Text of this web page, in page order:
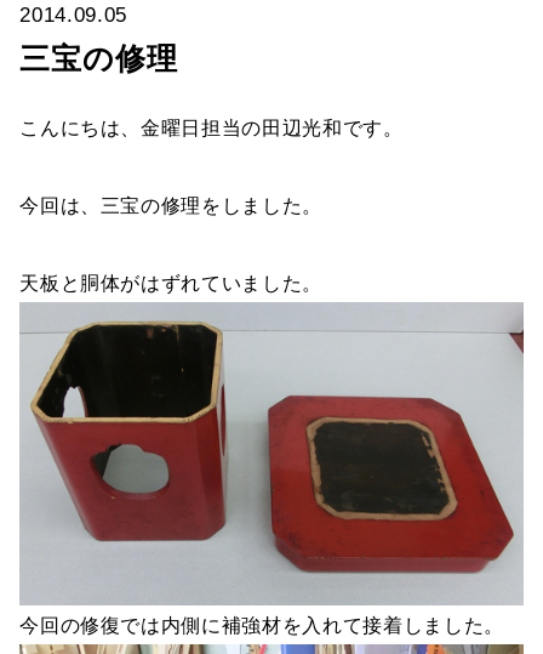
2014.09.05
三宝の修理
こんにちは、金曜日担当の田辺光和です。
今回は、三宝の修理をしました。
天板と胴体がはずれていました。
今回の修復では内側に補強材を入れて接着しました。